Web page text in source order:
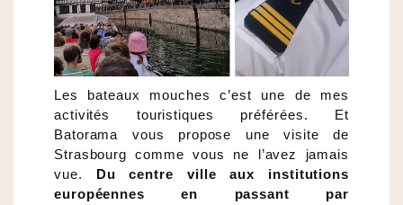
Les bateaux mouches c’est une de mes
activités touristiques préférées. Et
Batorama vous propose une visite de
Strasbourg comme vous ne l’avez jamais
vue. Du centre ville aux institutions
européennes en passant par